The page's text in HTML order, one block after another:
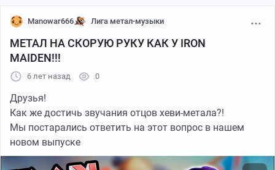
Manowar666 Лига метал-музыки
МЕТАЛ НА СКОРУЮ РУКУ КАК У IRON
MAIDEN!!!
6 лет назад 0
Друзья!
Как же достичь звучания отцов хеви-метала?!
Мы постарались ответить на этот вопрос в нашем
новом выпуске